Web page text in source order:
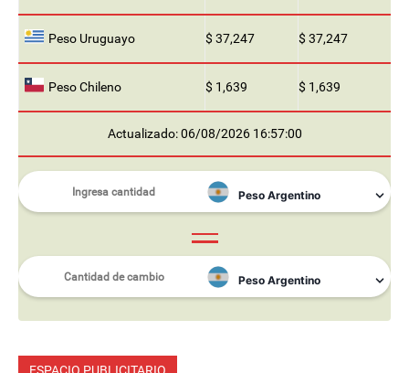
Peso Uruguayo $ 37,247 $ 37,247
Peso Chileno $ 1,639 $ 1,639
Actualizado: 06/08/2026 16:57:00